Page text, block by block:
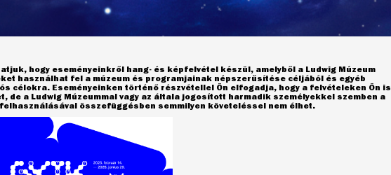
hogy eseményeinkről hang- és képfelvétel készül, amelyből a Ludwig Múzeum
használhat fel a múzeum és programjainak népszerűsítése céljából és egyéb
célokra. Eseményeinken történő részvétellel Ön elfogadja, hogy a felvételeken Ön is
de a Ludwig Múzeummal vagy az általa jogosított harmadik személyekkel szemben a
összefüggésben semmilyen követeléssel nem élhet.